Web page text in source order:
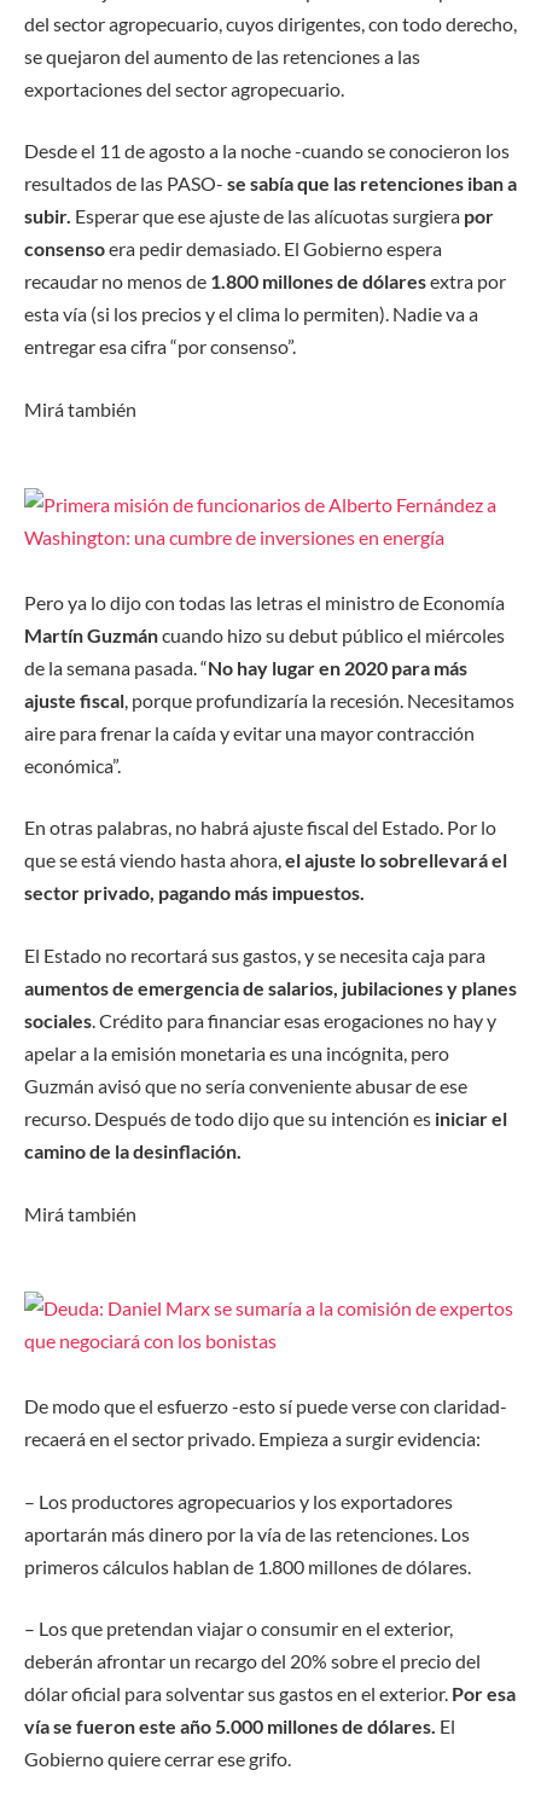
del sector agropecuario, cuyos dirigentes, con todo derecho,
se quejaron del aumento de las retenciones a las
exportaciones del sector agropecuario.
Desde el 11 de agosto a la noche -cuando se conocieron los
resultados de las PASO- se sabía que las retenciones iban a
subir. Esperar que ese ajuste de las alícuotas surgiera por
consensoera pedir demasiado. El Gobierno espera
recaudar no menos de 1.800 millones de dólaresextra por
esta vía (si los precios y el clima lo permiten). Nadie va a
entregar esa cifra “por consenso”.
Mirá también
Pero ya lo dijo con todas las letras el ministro de Economía
Martín Guzmáncuando hizo su debut público el miércoles
de la semana pasada. “No hay lugar en 2020 para más
ajuste fiscal , porque profundizaría la recesión. Necesitamos
aire para frenar la caída y evitar una mayor contracción
económica”.
En otras palabras, no habrá ajuste fiscal del Estado. Por lo
que se está viendo hasta ahora,el ajuste lo sobrellevará el
sector privado, pagando más impuestos.
El Estado no recortará sus gastos, y se necesita caja para
aumentos de emergencia de salarios, jubilaciones y planes
sociales. Crédito para financiar esas erogaciones no hay y
apelar a la emisión monetaria es una incógnita, pero
Guzmán avisó que no sería conveniente abusar de ese
recurso. Después de todo dijo que su intención es iniciar el
camino de la desinflación.
Mirá también
De modo que el esfuerzo -esto sí puede verse con claridad-
recaerá en el sector privado. Empieza a surgir evidencia:
– Los productores agropecuarios y los exportadores
aportarán más dinero por la vía de las retenciones. Los
primeros cálculos hablan de 1.800 millones de dólares.
– Los que pretendan viajar o consumir en el exterior,
deberán afrontar un recargo del 20% sobre el precio del
dólar oficial para solventar sus gastos en el exterior. Por esa
vía se fueron este año 5.000 millones de dólares. El
Gobierno quiere cerrar ese grifo.